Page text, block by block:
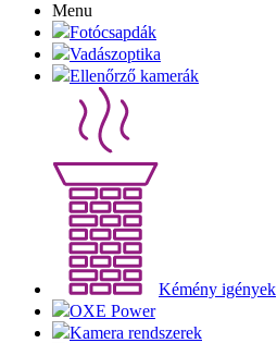
Menu
Fotócsapdák
Vadászoptika
Ellenőrző kamerák
Kémény igények
OXE Power
Kamera rendszerek